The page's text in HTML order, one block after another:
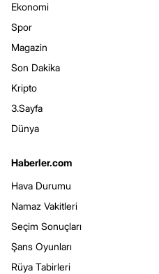
Ekonomi
Spor
Magazin
Son Dakika
Kripto
3.Sayfa
Dünya
Haberler.com
Hava Durumu
Namaz Vakitleri
Seçim Sonuçları
Şans Oyunları
Rüya Tabirleri